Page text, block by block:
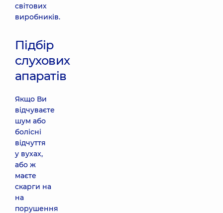
світових
виробників.
Підбір
слухових
апаратів
Якщо Ви
відчуваєте
шум або
болісні
відчуття
у вухах,
або ж
маєте
скарги на
на
порушення